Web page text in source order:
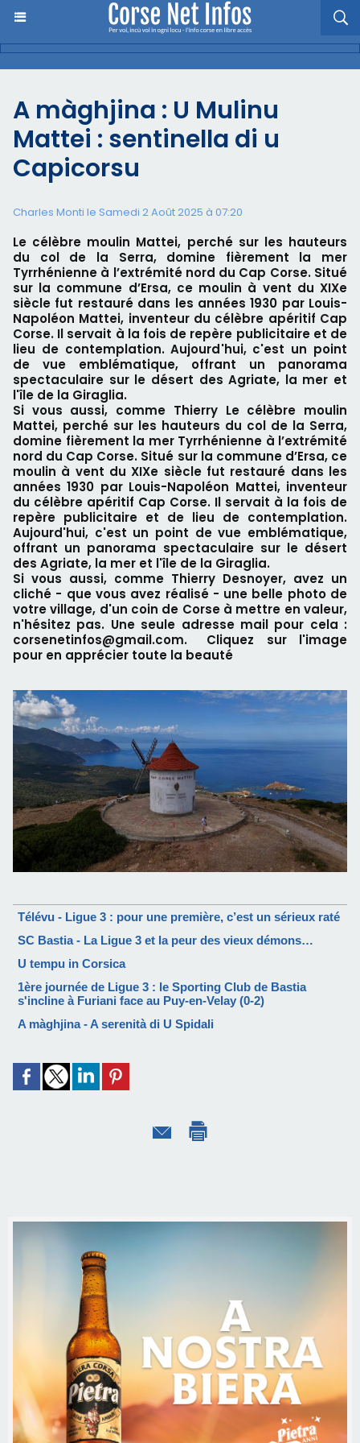
A màghjina : U Mulinu
Mattei : sentinella di u
Capicorsu
Charles Monti le Samedi 2 Août 2025 à 07:20
Le célèbre moulin Mattei, perché sur les hauteurs
du col de la Serra, domine fièrement la mer
Tyrrhénienne à l’extrémité nord du Cap Corse. Situé
sur la commune d’Ersa, ce moulin à vent du XIXe
siècle fut restauré dans les années 1930 par Louis-
Napoléon Mattei, inventeur du célèbre apéritif Cap
Corse. Il servait à la fois de repère publicitaire et de
lieu de contemplation. Aujourd'hui, c'est un point
de vue emblématique, offrant un panorama
spectaculaire sur le désert des Agriate, la mer et
l'île de la Giraglia.
Si vous aussi, comme Thierry Le célèbre moulin
Mattei, perché sur les hauteurs du col de la Serra,
domine fièrement la mer Tyrrhénienne à l’extrémité
nord du Cap Corse. Situé sur la commune d’Ersa, ce
moulin à vent du XIXe siècle fut restauré dans les
années 1930 par Louis-Napoléon Mattei, inventeur
du célèbre apéritif Cap Corse. Il servait à la fois de
repère publicitaire et de lieu de contemplation.
Aujourd'hui, c'est un point de vue emblématique,
offrant un panorama spectaculaire sur le désert
des Agriate, la mer et l'île de la Giraglia.
Si vous aussi, comme Thierry Desnoyer, avez un
cliché - que vous avez réalisé - une belle photo de
votre village, d'un coin de Corse à mettre en valeur,
n'hésitez pas. Une seule adresse mail pour cela :
corsenetinfos@gmail.com. Cliquez sur l'image
pour en apprécier toute la beauté
Télévu - Ligue 3 : pour une première, c’est un sérieux raté
SC Bastia - La Ligue 3 et la peur des vieux démons…
U tempu in Corsica
1ère journée de Ligue 3 : le Sporting Club de Bastia
s'incline à Furiani face au Puy-en-Velay (0-2)
A màghjina - A serenità di U Spidali